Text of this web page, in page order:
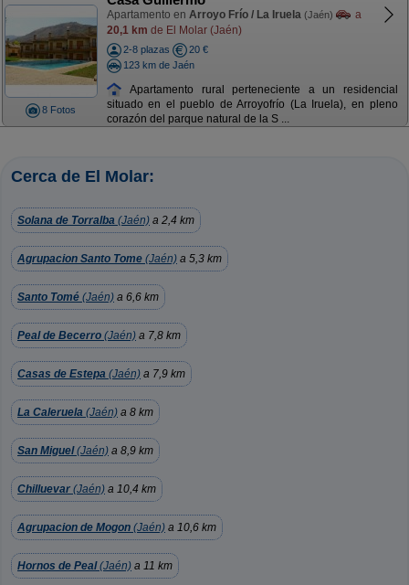
8 Fotos
Apartamento en Arroyo Frío / La Iruela (Jaén)
a
20,1 km de El Molar (Jaén)
2-8 plazas
20 €
123 km de Jaén
Apartamento rural perteneciente a un residencial
situado en el pueblo de Arroyofrío (La Iruela), en pleno
corazón del parque natural de la S ...
Cerca de El Molar:
Solana de Torralba (Jaén) a 2,4 km
Agrupacion Santo Tome (Jaén) a 5,3 km
Santo Tomé (Jaén) a 6,6 km
Peal de Becerro (Jaén) a 7,8 km
Casas de Estepa (Jaén) a 7,9 km
La Caleruela (Jaén) a 8 km
San Miguel(Jaén) a 8,9 km
Chilluevar (Jaén) a 10,4 km
Agrupacion de Mogon (Jaén) a 10,6 km
Hornos de Peal(Jaén) a 11 km